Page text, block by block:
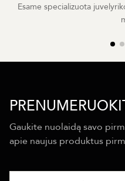
Esame specializuota
Gaukite nuolaidą savo
apie naujus produktus